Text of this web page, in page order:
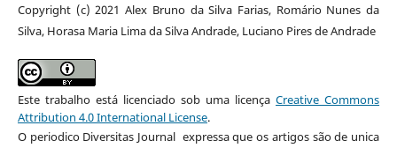
Copyright (c) 2021 Alex Bruno da Silva Farias, Romário Nunes da
Silva, Horasa Maria Lima da Silva Andrade, Luciano Pires de Andrade
Este trabalho está licenciado sob uma licençaCreative Commons
Attribution 4.0 International License.
O periodico Diversitas Journal expressa que os artigos são de unica